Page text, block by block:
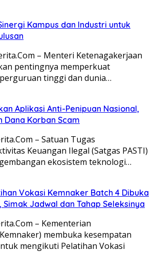
Kampus dan Industri untuk
– Menteri Ketenagakerjaan
pentingnya memperkuat
tinggi dan dunia…
Aplikasi Anti-Penipuan Nasional,
Dana Korban Scam
– Satuan Tugas
Keuangan Ilegal (Satgas PASTI)
ekosistem teknologi…
Vokasi Kemnaker Batch 4 Dibuka
Simak Jadwal dan Tahap Seleksinya
– Kementerian
membuka kesempatan
mengikuti Pelatihan Vokasi